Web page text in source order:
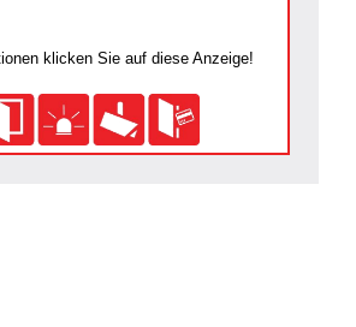
klicken Sie auf diese Anzeige!